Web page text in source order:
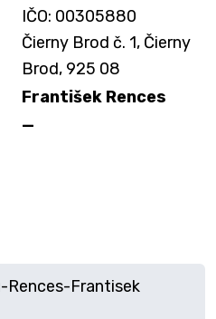
IČO: 00305880
Čierny Brod č. 1, Čierny
Brod, 925 08
František Rences
—
Frantisek